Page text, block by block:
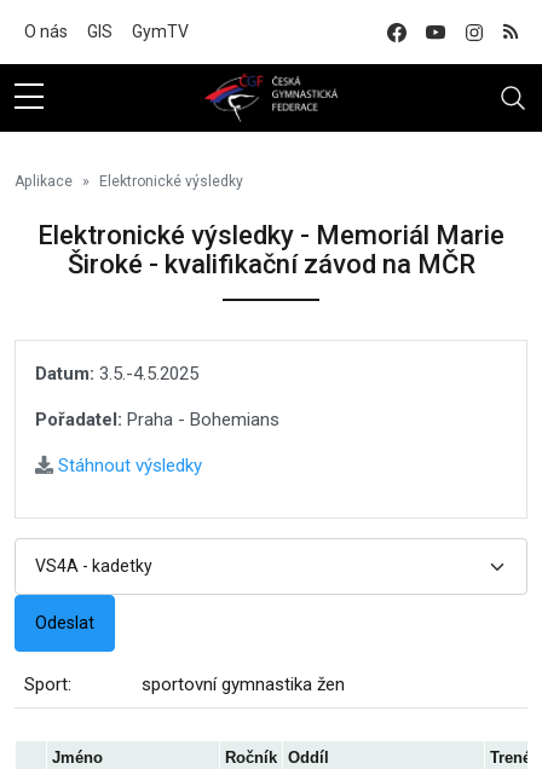
O nás GIS GymTV
Aplikace Elektronické výsledky
Elektronické výsledky - Memoriál Marie
Široké - kvalifikační závod na MČR
Datum: 3.5.-4.5.2025
Pořadatel: Praha - Bohemians
Stáhnout výsledky
Sport: sportovní gymnastika žen
Jméno Ročník Oddíl
Trenér